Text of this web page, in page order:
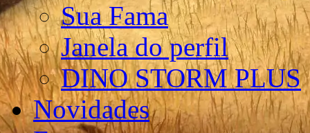
Sua Fama
Janela do perfil
DINO STORM PLUS
Novidades